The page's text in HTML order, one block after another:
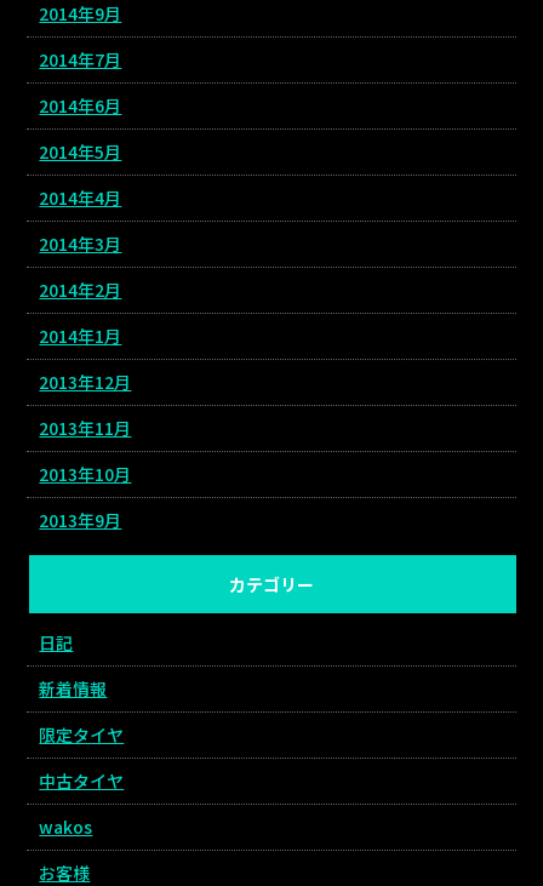
2014年9月
2014年7月
2014年6月
2014年5月
2014年4月
2014年3月
2014年2月
2014年1月
2013年12月
2013年11月
2013年10月
2013年9月
カテゴリー
日記
新着情報
限定タイヤ
中古タイヤ
wakos
お客様